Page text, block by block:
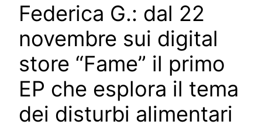
Federica G.: dal 22
novembre sui digital
store “Fame” il primo
EP che esplora il tema
dei disturbi alimentari